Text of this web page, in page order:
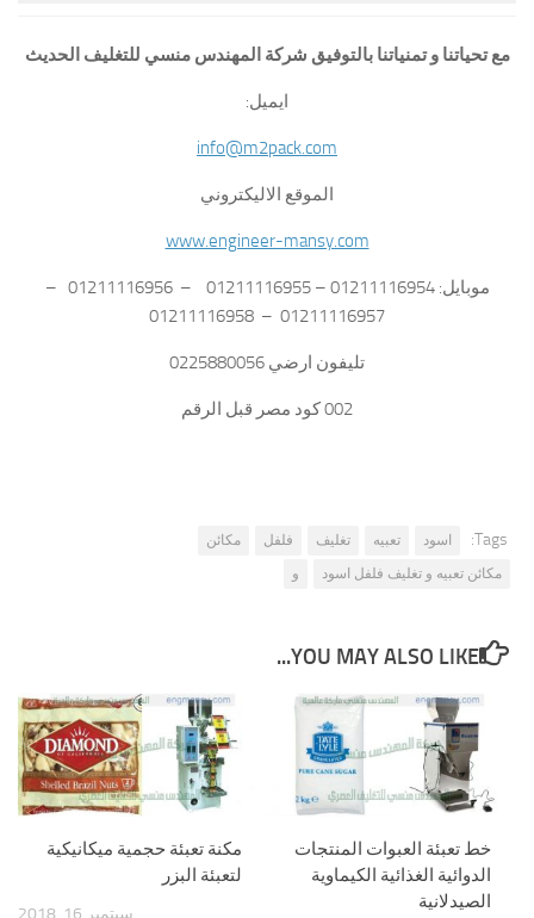
مع تحياتنا و تمنياتنا بالتوفيق شركة المهندس منسي للتغليف الحديث
ايميل:
info@m2pack.com
الموقع الاليكتروني
www.engineer-mansy.com
موبايل: 01211116954 – 01211116955 – 01211116956 –
01211116957 – 01211116958
تليفون ارضي 0225880056
002 كود مصر قبل الرقم
Tags: اسود تعبيه تغليف فلفل
مكائن
مكائن تعبيه و تغليف فلفل اسود
و
YOU MAY ALSO LIKE...
مكنة تعبئة حجمية ميكانيكية
لتعبئة البزر
سبتمبر 16, 2018
خط تعبئة العبوات المنتجات
الدوائية الغذائية الكيماوية
الصيدلانية